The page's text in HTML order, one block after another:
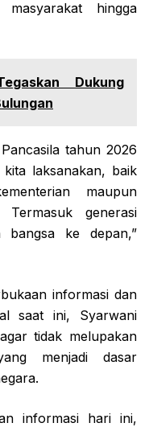
hingga
Dukung
tahun 2026
laksanakan, baik
maupun
generasi
bangsa ke depan,”
informasi dan
saat ini, Syarwani
tidak melupakan
menjadi dasar
informasi hari ini,